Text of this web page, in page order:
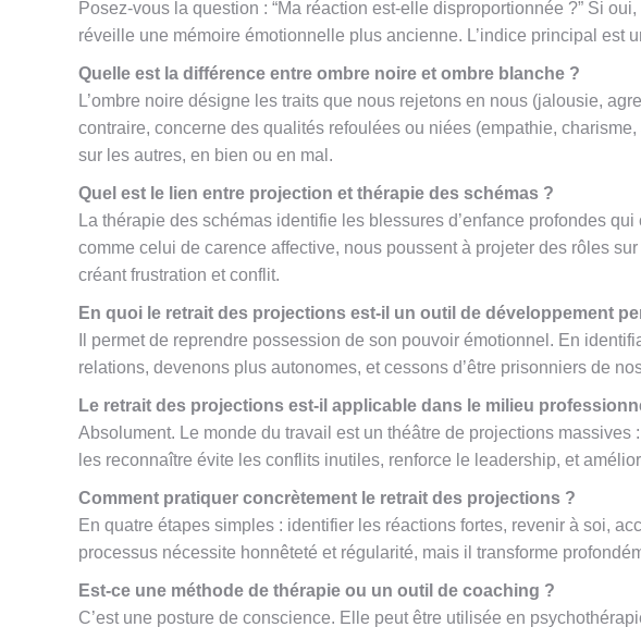
Posez-vous la question : “Ma réaction est-elle disproportionnée ?” Si
réveille une mémoire émotionnelle plus ancienne. L’indice principal est
Quelle est la différence entre ombre noire et ombre blanche ?
L’ombre noire désigne les traits que nous rejetons en nous (jalousie,
contraire, concerne des qualités refoulées ou niées (empathie,
sur les autres, en bien ou en mal.
Quel est le lien entre projection et thérapie des schémas ?
La thérapie des schémas identifie les blessures d’enfance profondes
comme celui de carence affective, nous poussent à projeter des rôles sur
créant frustration et conflit.
En quoi le retrait des projections est-il un outil de développement
Il permet de reprendre possession de son pouvoir émotionnel. En
relations, devenons plus autonomes, et cessons d’être prisonniers de
Le retrait des projections est-il applicable dans le milieu
Absolument. Le monde du travail est un théâtre de projections massives
les reconnaître évite les conflits inutiles, renforce le leadership, et
Comment pratiquer concrètement le retrait des projections ?
En quatre étapes simples : identifier les réactions fortes, revenir à soi,
processus nécessite honnêteté et régularité, mais il transforme
Est-ce une méthode de thérapie ou un outil de coaching ?
C’est une posture de conscience. Elle peut être utilisée en